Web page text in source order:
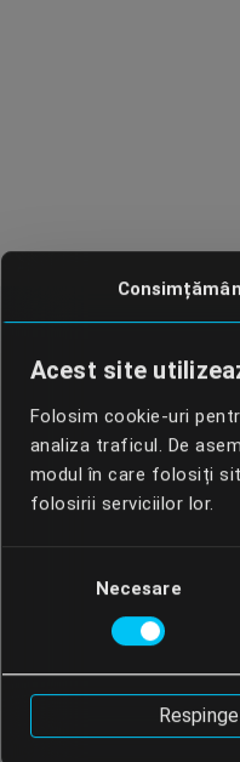
Acest site
Folosim cookie-uri
analiza traficul. De
modul în care folosiți
folosirii serviciilor lor.
consimțământului
Necesare
Respinge